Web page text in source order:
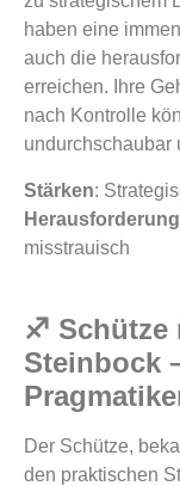
haben eine
auch die
erreichen. Ihre
nach Kontrolle
undurchschaubar
Stärken:
misstrauisch
♐
Steinbock
Der Schütze,
den praktischen